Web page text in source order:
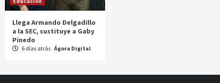
Llega Armando Delgadillo
a la SEC, sustituye a Gaby
Pinedo
6 días atrás Ágora Digital